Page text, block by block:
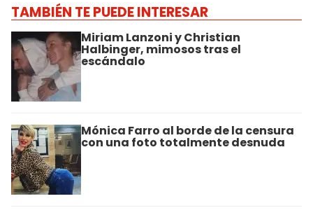
TAMBIÉN TE PUEDE INTERESAR
Miriam Lanzoni y Christian
Halbinger, mimosos tras el
escándalo
Mónica Farro al borde de la censura
con una foto totalmente desnuda